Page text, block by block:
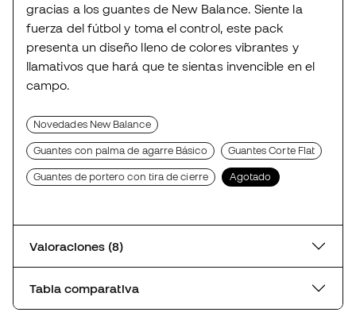
gracias a los guantes de New Balance. Siente la
fuerza del fútbol y toma el control, este pack
presenta un diseño lleno de colores vibrantes y
llamativos que hará que te sientas invencible en el
campo.
Novedades New Balance
Guantes con palma de agarre Básico Guantes Corte Flat
Guantes de portero con tira de cierre Agotado
Valoraciones (8)
Tabla comparativa